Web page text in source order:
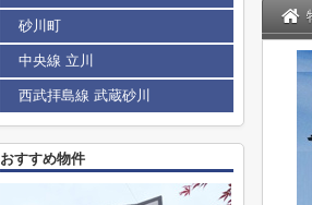
砂川町
中央線 立川
西武拝島線 武蔵砂川
おすすめ物件